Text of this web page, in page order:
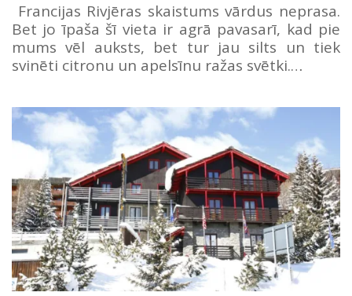
Francijas Rivjēras skaistums vārdus neprasa.
Bet jo īpaša šī vieta ir agrā pavasarī, kad pie
mums vēl auksts, bet tur jau silts un tiek
svinēti citronu un apelsīnu ražas svētki.…